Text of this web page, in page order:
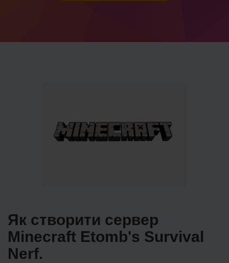
Як створити сервер
Minecraft Etomb's Survival
Nerf.